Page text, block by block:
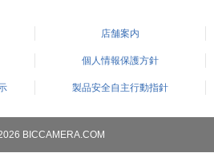
店舗案内
個人情報保護方針
製品安全自主行動指針
BICCAMERA.COM